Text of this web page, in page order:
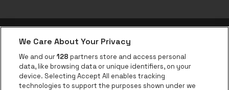
Application be•at
be•at Corporate
We Care About Your Privacy
We and our128 partners store and access personal
data, like browsing data or unique identifiers, on your
device. Selecting Accept All enables tracking
technologies to support the purposes shown under we